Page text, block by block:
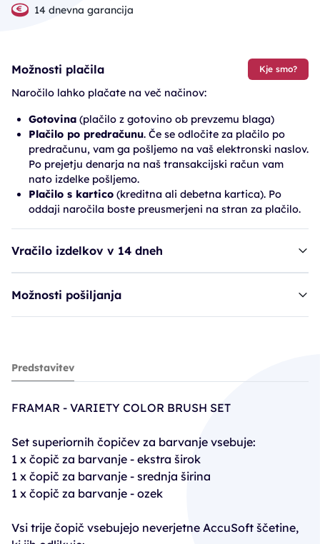
14 dnevna garancija
Možnosti plačila Kje smo?
Naročilo lahko plačate na več načinov:
Gotovina (plačilo z gotovino ob prevzemu blaga)
Plačilo po predračunu. Če se odločite za plačilo po
predračunu, vam ga pošljemo na vaš elektronski naslov.
Po prejetju denarja na naš transakcijski račun vam
nato izdelke pošljemo.
Plačilo s kartico (kreditna ali debetna kartica). Po
oddaji naročila boste preusmerjeni na stran za plačilo.
Vračilo izdelkov v 14 dneh
Možnosti pošiljanja
čopič FRR barvanje, set - 3 kosi, črni
9,96€
Predstavitev
FRAMAR - VARIETY COLOR BRUSH SET
Set superiornih čopičev za barvanje vsebuje:
1 x čopič za barvanje - ekstra širok
1 x čopič za barvanje - srednja širina
1 x čopič za barvanje - ozek
Vsi trije čopič vsebujejo neverjetne AccuSoft ščetine,